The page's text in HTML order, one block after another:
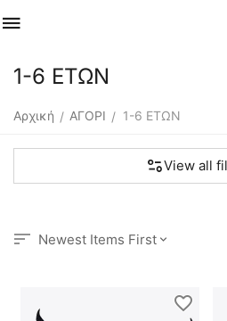
1-6 ΕΤΩΝ
Αρχική / ΑΓΟΡΙ / 1-6 ΕΤΩΝ
View all
Newest Items First